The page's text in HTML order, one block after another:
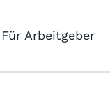
Für Arbeitgeber